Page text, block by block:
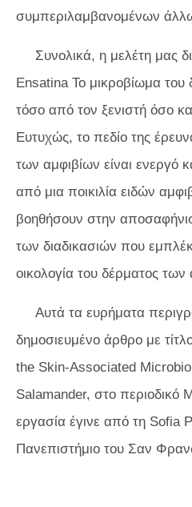
συμπεριλαμβανομένων
Συνολικά, η μελέτη μας
Ensatina Το μικροβίωμα του
τόσο από τον ξενιστή όσο
Ευτυχώς, το πεδίο της
των αμφιβίων είναι ενεργό
από μια ποικιλία ειδών
βοηθήσουν στην
των διαδικασιών που
οικολογία του δέρματος των
Αυτά τα ευρήματα
δημοσιευμένο άρθρο με
the Skin-Associated
Salamander, στο περιοδικό
εργασία έγινε από τη Sofia
Πανεπιστήμιο του Σαν